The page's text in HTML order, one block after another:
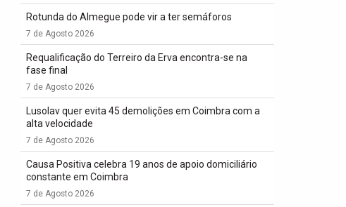
Rotunda do Almegue pode vir a ter semáforos
7 de Agosto 2026
Requalificação do Terreiro da Erva encontra-se na
fase final
7 de Agosto 2026
Lusolav quer evita 45 demolições em Coimbra com a
alta velocidade
7 de Agosto 2026
Causa Positiva celebra 19 anos de apoio domiciliário
constante em Coimbra
7 de Agosto 2026